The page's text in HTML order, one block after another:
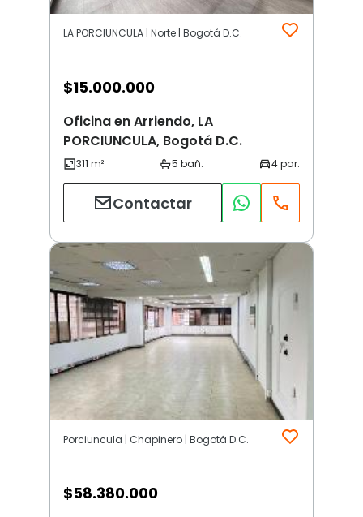
LA PORCIUNCULA | Norte | Bogotá D.C.
$15.000.000
Oficina en Arriendo, LA
PORCIUNCULA, Bogotá D.C.
Contactar
Porciuncula | Chapinero | Bogotá D.C.
$58.380.000